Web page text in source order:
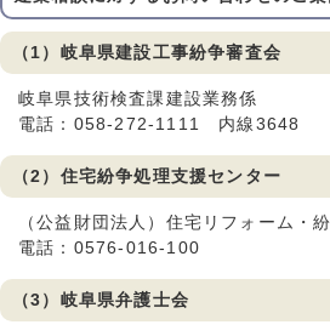
（1）岐阜県建設工事紛争審査会
岐阜県技術検査課建設業務係
電話：058-272-1111 内線3648
（2）住宅紛争処理支援センター
（公益財団法人）住宅リフォーム・
電話：0576-016-100
（3）岐阜県弁護士会